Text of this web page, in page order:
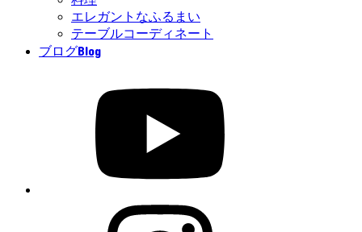
エレガントなふるまい
テーブルコーディネート
ブログBlog